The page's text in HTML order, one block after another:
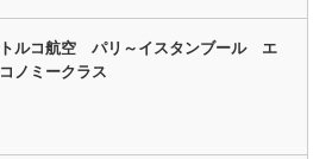
トルコ航空 パリ～イスタンブール エ
コノミークラス